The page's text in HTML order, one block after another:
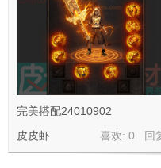
完美搭配24010902
喜欢: 0 回
皮皮虾